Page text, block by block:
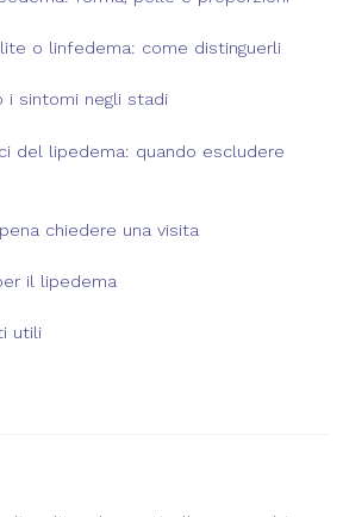
o linfedema: come distinguerli
i sintomi negli stadi
del lipedema: quando escludere
chiedere una visita
il lipedema
utili